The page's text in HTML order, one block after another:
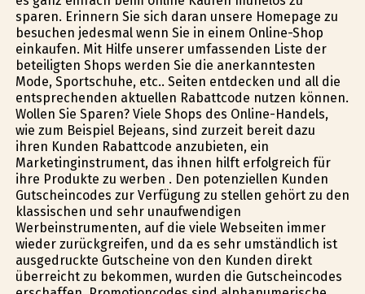
sparen. Erinnern Sie sich daran unsere Homepage zu
besuchen jedesmal wenn Sie in einem Online-Shop
einkaufen. Mit Hilfe unserer umfassenden Liste der
beteiligten Shops werden Sie die anerkanntesten
Mode, Sportschuhe, etc.. Seiten entdecken und all die
entsprechenden aktuellen Rabattcode nutzen können.
Wollen Sie Sparen? Viele Shops des Online-Handels,
wie zum Beispiel Bejeans, sind zurzeit bereit dazu
ihren Kunden Rabattcode anzubieten, ein
Marketinginstrument, das ihnen hilft erfolgreich für
ihre Produkte zu werben . Den potenziellen Kunden
Gutscheincodes zur Verfügung zu stellen gehört zu den
klassischen und sehr unaufwendigen
Werbeinstrumenten, auf die viele Webseiten immer
wieder zurückgreifen, und da es sehr umständlich ist
ausgedruckte Gutscheine von den Kunden direkt
überreicht zu bekommen, wurden die Gutscheincodes